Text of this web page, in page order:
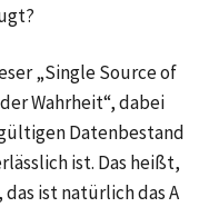
„Single Source of
Wahrheit“, dabei
Datenbestand
ist. Das heißt,
ist natürlich das A